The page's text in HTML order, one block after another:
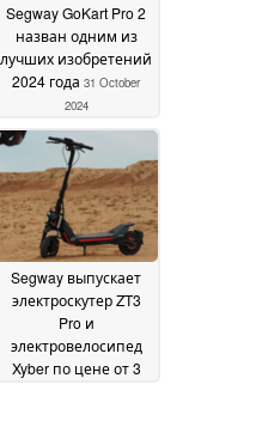
Segway GoKart Pro 2
назван одним из
лучших изобретений
2024 года 31 October
2024
Segway выпускает
электроскутер ZT3
Pro и
электровелосипед
Xyber по цене от 3